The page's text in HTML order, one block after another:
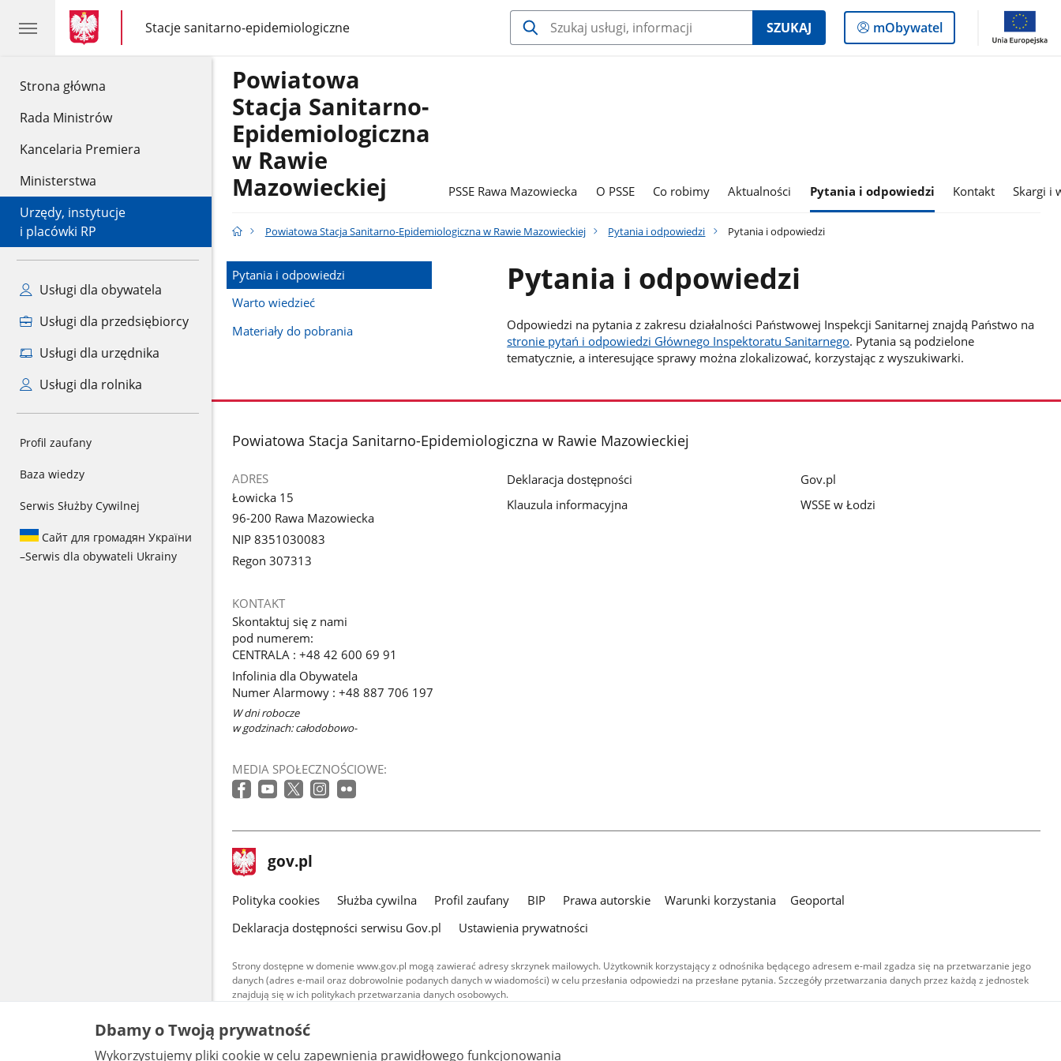
Strona główna
Rada Ministrów
Kancelaria Premiera
Ministerstwa
Urzędy, instytucje
i placówki RP
Usługi dla obywatela
Usługi dla przedsiębiorcy
Usługi dla urzędnika
Usługi dla rolnika
Profil zaufany
Baza wiedzy
Serwis Służby Cywilnej
Сайт для громадян України
–Serwis dla obywateli Ukrainy
gov.pl
gov.pl
Stacje sanitarno-epidemiologiczne
gov.pl
Stacje
sanitarno-
epidemiologiczne
SZUKAJ
Logowanie
do
mObywatel
Powiatowa
Stacja Sanitarno-
Epidemiologiczna
w Rawie
Mazowieckiej
PSSE Rawa Mazowiecka O PSSE Co robimy Aktualności Pytania i odpowiedzi Kontakt Skargi i
Powiatowa Stacja Sanitarno-Epidemiologiczna w Rawie Mazowieckiej Pytania i odpowiedzi Pytania i odpowiedzi
Pytania i odpowiedzi
Warto wiedzieć
Materiały do pobrania
Pytania i odpowiedzi
Odpowiedzi na pytania z zakresu działalności Państwowej Inspekcji Sanitarnej znajdą Państwo na
stronie pytań i odpowiedzi Głównego Inspektoratu Sanitarnego. Pytania są podzielone
tematycznie, a interesujące sprawy można zlokalizować, korzystając z wyszukiwarki.
stopka
Powiatowa Stacja Sanitarno-Epidemiologiczna w Rawie Mazowieckiej
ADRES
Łowicka 15
96-200 Rawa Mazowiecka
NIP 8351030083
Regon 307313
KONTAKT
Skontaktuj się z nami
pod numerem:
CENTRALA : +48 42 600 69 91
Infolinia dla Obywatela
Numer Alarmowy : +48 887 706 197
W dni robocze
w godzinach: całodobowo-
MEDIA SPOŁECZNOŚCIOWE:
Deklaracja dostępności
Klauzula informacyjna
Gov.pl
WSSE w Łodzi
stopka
gov.pl Strona
gov.pl
gov.pl
Polityka cookies Służba cywilna Profil zaufany BIP Prawa autorskie Warunki korzystania
Geoportal
Deklaracja dostępności serwisu Gov.pl
Ustawienia prywatności
Strony dostępne w domenie www.gov.pl mogą zawierać adresy skrzynek mailowych. Użytkownik korzystający z odnośnika będącego adresem e-mail zgadza się na przetwarzanie jego
danych (adres e-mail oraz dobrowolnie podanych danych w wiadomości) w celu przesłania odpowiedzi na przesłane pytania. Szczegóły przetwarzania danych przez każdą z jednostek
znajdują się w ich politykach przetwarzania danych osobowych.
Treści tekstowe publikowane w serwisie (z wyłączeniem treści audiowizualnych), są
udostępniane na licencji typu Creative Commons: uznanie autorstwa - na tych samych
warunkach 4.0 (CC BY-SA 4.0). Materiały audiowizualne, w tym zdjęcia, materiały audio i wideo,
Dbamy o Twoją prywatność
Wykorzystujemy pliki cookie w celu zapewnienia prawidłowego funkcjonowania